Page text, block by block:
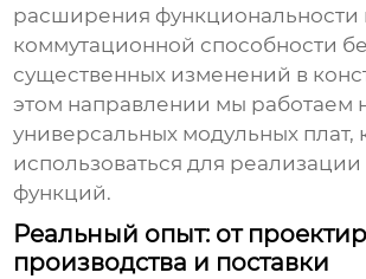
расширения функциональности
коммутационной способности
существенных изменений в
этом направлении мы работаем
универсальных модульных плат,
использоваться для
функций.
Реальный опыт: от
производства и поставки